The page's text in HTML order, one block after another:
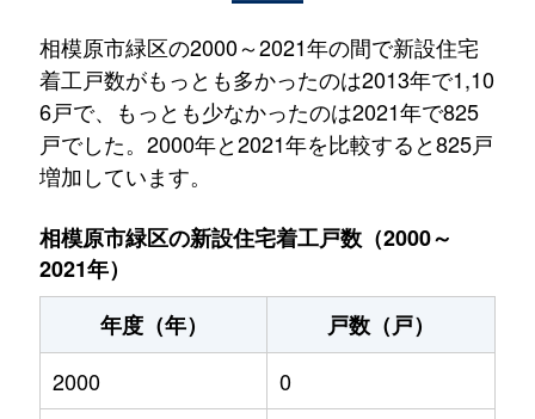
相模原市緑区の2000～2021年の間で新設住宅
着工戸数がもっとも多かったのは2013年で1,10
6戸で、もっとも少なかったのは2021年で825
戸でした。2000年と2021年を比較すると825戸
増加しています。
相模原市緑区の新設住宅着工戸数（2000～
2021年）
年度（年）
戸数（戸）
2000
0